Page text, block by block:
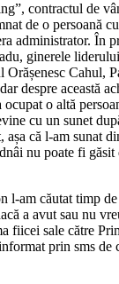
contractul de
de o persoană
administrator. În
ginerele
Cahul,
despre această
o altă
cu un sunet
că l-am sunat
nu poate fi găsit
l-am căutat timp
a avut sau nu
fiicei sale către
prin sms de